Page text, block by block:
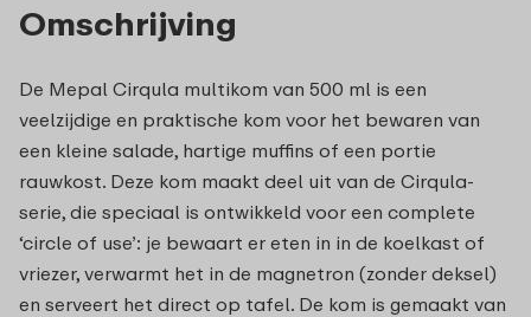
Omschrijving
De Mepal Cirqula multikom van 500 ml is een
veelzijdige en praktische kom voor het bewaren van
een kleine salade, hartige muffins of een portie
rauwkost. Deze kom maakt deel uit van de Cirqula-
serie, die speciaal is ontwikkeld voor een complete
‘circle of use’: je bewaart er eten in in de koelkast of
vriezer, verwarmt het in de magnetron (zonder deksel)
en serveert het direct op tafel. De kom is gemaakt van